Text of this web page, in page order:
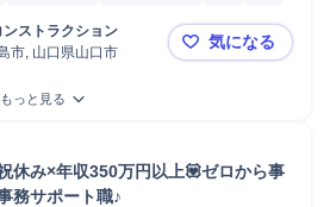
ストラクション
市, 山口県山口市
🌟未経験歓
気になる
もっと見る
休み×年収350万円以上💟ゼロから事
務サポート職♪